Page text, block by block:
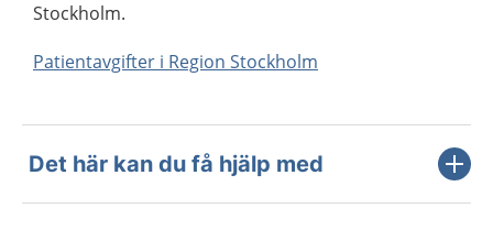
Stockholm.
Patientavgifter i Region Stockholm
Det här kan du få hjälp med